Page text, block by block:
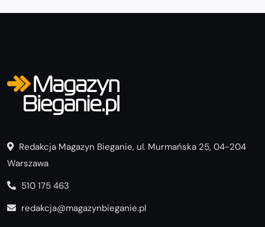
Redakcja Magazyn Bieganie, ul. Murmańska 25, 04-204
Warszawa
510 175 463
redakcja@magazynbieganie.pl